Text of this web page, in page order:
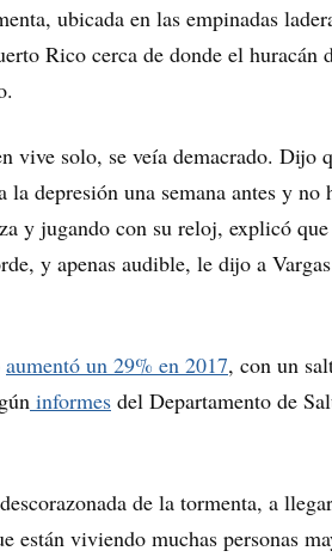
ubicada en las empinadas
Rico cerca de donde el huracán
vive solo, se veía demacrado. Dijo
depresión una semana antes y no
y jugando con su reloj, explicó que
y apenas audible, le dijo a
aumentó un 29% en 2017, con un
informes del Departamento de
de la tormenta, a
están viviendo muchas personas